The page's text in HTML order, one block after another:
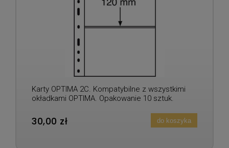
Karty OPTIMA 2C. Kompatybilne z wszystkimi
okładkami OPTIMA. Opakowanie 10 sztuk.
30,00 zł do koszyka